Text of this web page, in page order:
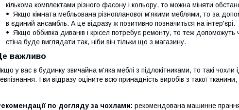
кількома комплектами різного фасону і кольору, то можна міняти
Якщо кімната мебльована різнопланової м'якими меблями, то за
в єдиний ансамбль. А це відразу ж позитивно позначиться на інтер'єрі.
Якщо оббивка диванів і крісел потребує ремонту, то теж допоможуть
стіна буде виглядати так, ніби він тільки що з магазину.
важливо
у вас в будинку звичайна м'яка меблі з підлокітниками, то такі чохли
І ви відразу оціните всю принадність виробів з такої
по догляду за чохлами: рекомендована машинне